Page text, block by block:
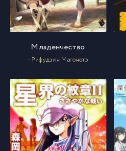
Младенчество
- Рифудзин Магонотэ